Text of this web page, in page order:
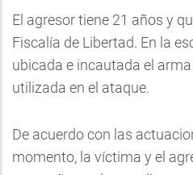
El agresor tiene 21 años y
Fiscalía de Libertad. En la
ubicada e incautada el
utilizada en el ataque.
De acuerdo con las
momento, la víctima y el